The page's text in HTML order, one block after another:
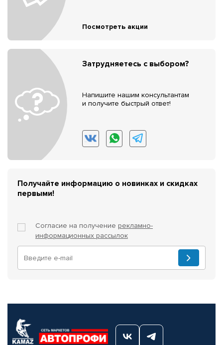
Посмотреть акции
Затрудняетесь с выбором?
Напишите нашим консультантам
и получите быстрый ответ!
Получайте информацию о новинках и скидках
первыми!
Согласие на получение рекламно-
информационных рассылок